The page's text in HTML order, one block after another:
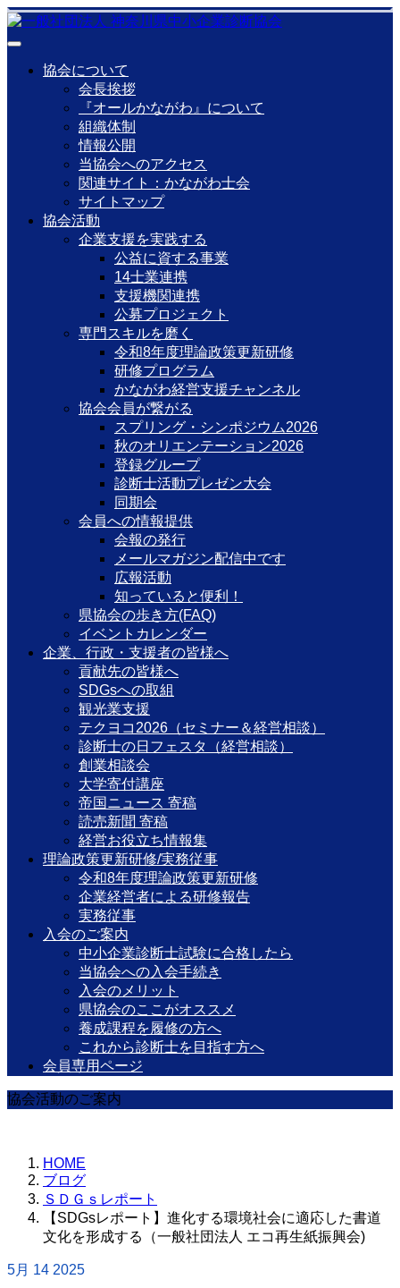
協会について
会長挨拶
『オールかながわ』について
組織体制
情報公開
当協会へのアクセス
関連サイト：かながわ士会
サイトマップ
協会活動
企業支援を実践する
公益に資する事業
14士業連携
支援機関連携
公募プロジェクト
専門スキルを磨く
令和8年度理論政策更新研修
研修プログラム
かながわ経営支援チャンネル
協会会員が繋がる
スプリング・シンポジウム2026
秋のオリエンテーション2026
登録グループ
診断士活動プレゼン大会
同期会
会員への情報提供
会報の発行
メールマガジン配信中です
広報活動
知っていると便利！
県協会の歩き方(FAQ)
イベントカレンダー
企業、行政・支援者の皆様へ
貢献先の皆様へ
SDGsへの取組
観光業支援
テクヨコ2026（セミナー＆経営相談）
診断士の日フェスタ（経営相談）
創業相談会
大学寄付講座
帝国ニュース 寄稿
読売新聞 寄稿
経営お役立ち情報集
理論政策更新研修/実務従事
令和8年度理論政策更新研修
企業経営者による研修報告
実務従事
入会のご案内
中小企業診断士試験に合格したら
当協会への入会手続き
入会のメリット
県協会のここがオススメ
養成課程を履修の方へ
これから診断士を目指す方へ
会員専用ページ
協会活動のご案内
HOME
ブログ
ＳＤＧｓレポート
【SDGsレポート】進化する環境社会に適応した書道
文化を形成する（一般社団法人 エコ再生紙振興会)
5月 14 2025